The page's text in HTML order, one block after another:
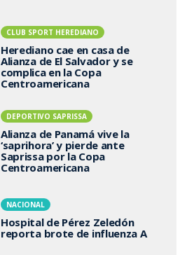
CLUB SPORT HEREDIANO
Herediano cae en casa de
Alianza de El Salvador y se
complica en la Copa
Centroamericana
DEPORTIVO SAPRISSA
Alianza de Panamá vive la
‘saprihora’ y pierde ante
Saprissa por la Copa
Centroamericana
NACIONAL
Hospital de Pérez Zeledón
reporta brote de influenza A